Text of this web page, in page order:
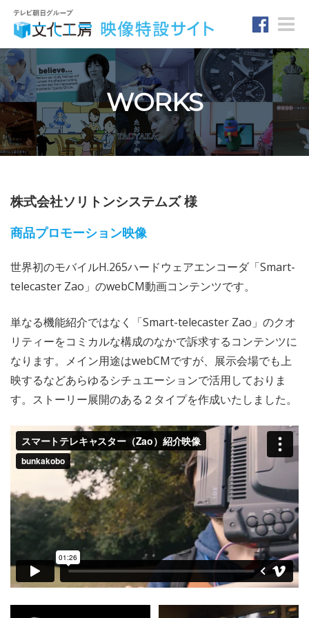
Toggle
WORKS
株式会社ソリトンシステムズ 様
商品プロモーション映像
世界初のモバイルH.265ハードウェアエンコーダ「Smart-
telecaster Zao」のwebCM動画コンテンツです。
単なる機能紹介ではなく「Smart-telecaster Zao」のクオ
リティーをコミカルな構成のなかで訴求するコンテンツに
なります。メイン用途はwebCMですが、展示会場でも上
映するなどあらゆるシチュエーションで活用しておりま
す。ストーリー展開のある２タイプを作成いたしました。